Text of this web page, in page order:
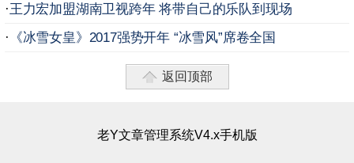
·王力宏加盟湖南卫视跨年 将带自己的乐队到现场
· 《冰雪女皇》2017强势开年 “冰雪风”席卷全国
返回顶部
老Y文章管理系统V4.x手机版